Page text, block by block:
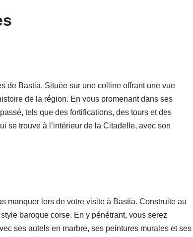
de Bastia. Située sur une colline offrant une vue
de la région. En vous promenant dans ses
tels que des fortifications, des tours et des
se trouve à l’intérieur de la Citadelle, avec son
manquer lors de votre visite à Bastia. Construite au
baroque corse. En y pénétrant, vous serez
ses autels en marbre, ses peintures murales et ses